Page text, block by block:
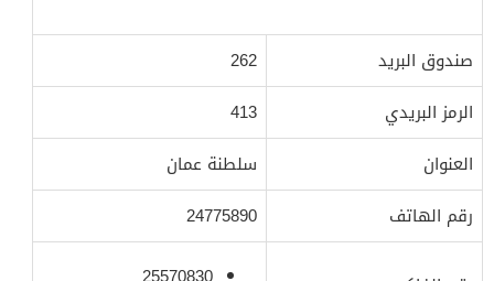
صندوق البريد
262
الرمز البريدي
413
العنوان
سلطنة عمان
رقم الهاتف
24775890